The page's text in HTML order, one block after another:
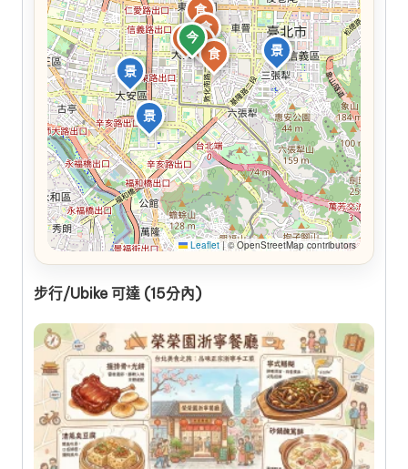
今
食
食
景
景
食
食
景
食
Leaflet |© OpenStreetMap contributors
步行/Ubike 可達 (15分內)